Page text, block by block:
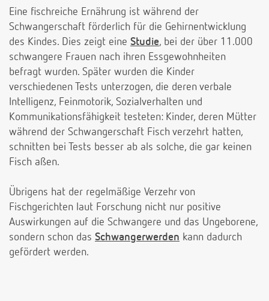
Eine fischreiche Ernährung ist während der
Schwangerschaft förderlich für die Gehirnentwicklung
des Kindes. Dies zeigt eine Studie, bei der über 11.000
schwangere Frauen nach ihren Essgewohnheiten
befragt wurden. Später wurden die Kinder
verschiedenen Tests unterzogen, die deren verbale
Intelligenz, Feinmotorik, Sozialverhalten und
Kommunikationsfähigkeit testeten: Kinder, deren Mütter
während der Schwangerschaft Fisch verzehrt hatten,
schnitten bei Tests besser ab als solche, die gar keinen
Fisch aßen.
Übrigens hat der regelmäßige Verzehr von
Fischgerichten laut Forschung nicht nur positive
Auswirkungen auf die Schwangere und das Ungeborene,
sondern schon das Schwangerwerden kann dadurch
gefördert werden.